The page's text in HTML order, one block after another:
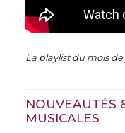
La playlist du mois
NOUVEAUTÉS
MUSICALES